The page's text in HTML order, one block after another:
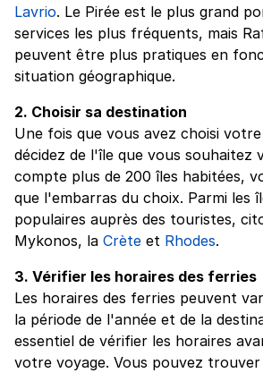
Lavrio. Le Pirée est le plus grand
services les plus fréquents, mais
peuvent être plus pratiques en
situation géographique.
2. Choisir sa destination
Une fois que vous avez choisi
décidez de l'île que vous souhaitez
compte plus de 200 îles habitées,
que l'embarras du choix. Parmi les
populaires auprès des touristes,
Mykonos, la Crète et Rhodes.
3. Vérifier les horaires des ferries
Les horaires des ferries peuvent
la période de l'année et de la
essentiel de vérifier les horaires
votre voyage. Vous pouvez